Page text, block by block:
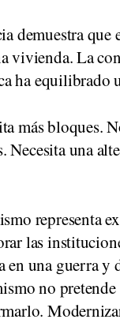
demuestra
vivienda. La
ha equilibrado
más bloques.
Necesita una
representa
las
en una guerra
no